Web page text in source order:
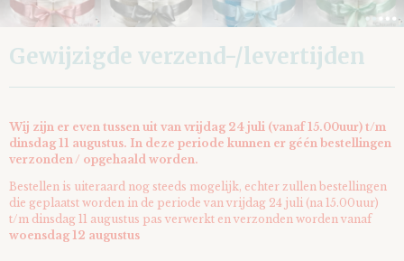
Gewijzigde verzend-/levertijden
Wij zijn er even tussen uit van vrijdag 24 juli (vanaf 15.00uur) t/m
dinsdag 11 augustus. In deze periode kunnen er géén bestellingen
verzonden / opgehaald worden.
Bestellen is uiteraard nog steeds mogelijk, echter zullen bestellingen
die geplaatst worden in de periode van vrijdag 24 juli (na 15.00uur)
t/m dinsdag 11 augustus pas verwerkt en verzonden worden vanaf
woensdag 12 augustus